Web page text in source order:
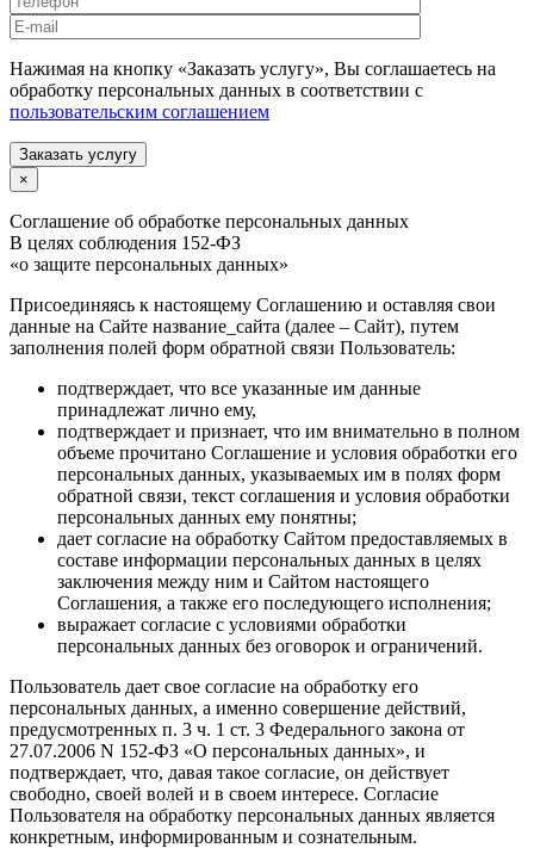
Нажимая на кнопку «Заказать услугу», Вы соглашаетесь на
обработку персональных данных в соответствии с
пользовательским соглашением
Заказать услугу
×
Соглашение об обработке персональных данных
В целях соблюдения 152-ФЗ
«о защите персональных данных»
Присоединяясь к настоящему Соглашению и оставляя свои
данные на Сайте название_сайта (далее – Сайт), путем
заполнения полей форм обратной связи Пользователь:
подтверждает, что все указанные им данные
принадлежат лично ему,
подтверждает и признает, что им внимательно в полном
объеме прочитано Соглашение и условия обработки его
персональных данных, указываемых им в полях форм
обратной связи, текст соглашения и условия обработки
персональных данных ему понятны;
дает согласие на обработку Сайтом предоставляемых в
составе информации персональных данных в целях
заключения между ним и Сайтом настоящего
Соглашения, а также его последующего исполнения;
выражает согласие с условиями обработки
персональных данных без оговорок и ограничений.
Пользователь дает свое согласие на обработку его
персональных данных, а именно совершение действий,
предусмотренных п. 3 ч. 1 ст. 3 Федерального закона от
27.07.2006 N 152-ФЗ «О персональных данных», и
подтверждает, что, давая такое согласие, он действует
свободно, своей волей и в своем интересе. Согласие
Пользователя на обработку персональных данных является
конкретным, информированным и сознательным.